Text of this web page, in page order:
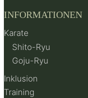
INFORMATIONEN
Karate
Shito-Ryu
Goju-Ryu
Inklusion
Training